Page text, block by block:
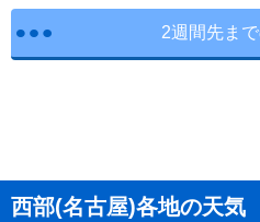
2週間先ま
西部(名古屋)各地の天気